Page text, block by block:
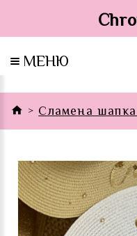
МЕНЮ
Сламена